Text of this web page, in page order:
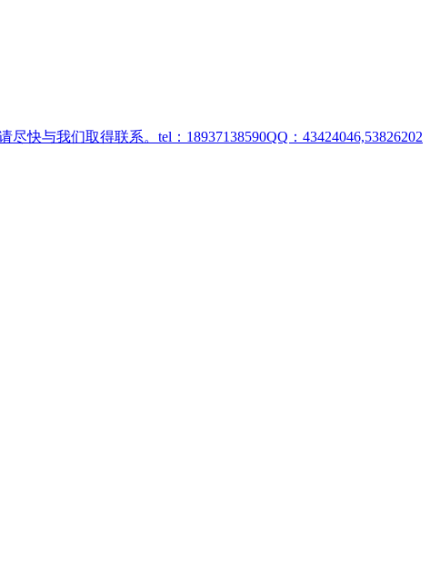
快与我们取得联系。tel：18937138590QQ：43424046,53826202